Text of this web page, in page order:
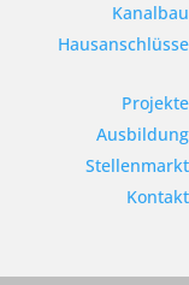
Kanalbau
Hausanschlüsse
Projekte
Ausbildung
Stellenmarkt
Kontakt